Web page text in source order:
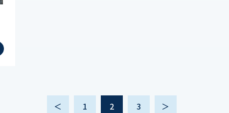
＜ 1 2 3 ＞